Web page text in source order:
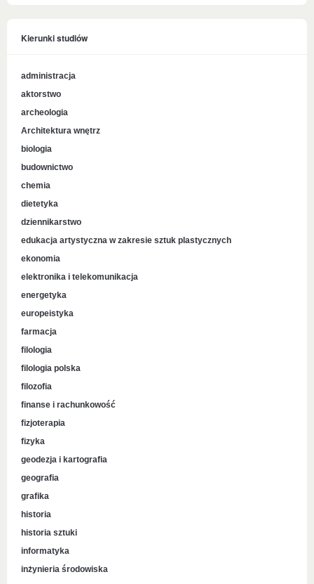
Kierunki studiów
administracja
aktorstwo
archeologia
Architektura wnętrz
biologia
budownictwo
chemia
dietetyka
dziennikarstwo
edukacja artystyczna w zakresie sztuk plastycznych
ekonomia
elektronika i telekomunikacja
energetyka
europeistyka
farmacja
filologia
filologia polska
filozofia
finanse i rachunkowość
fizjoterapia
fizyka
geodezja i kartografia
geografia
grafika
historia
historia sztuki
informatyka
inżynieria środowiska